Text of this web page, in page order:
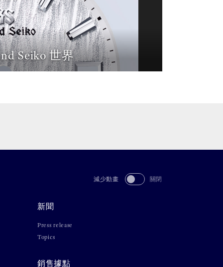
Seiko 世界
減少動畫 關閉
新聞
Press release
Topics
銷售據點